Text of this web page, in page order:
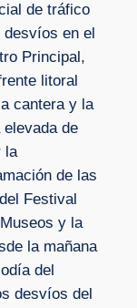
de tráfico
en el
Principal,
litoral
cantera y la
de
la
de las
Festival
y la
la mañana
del
desvíos del